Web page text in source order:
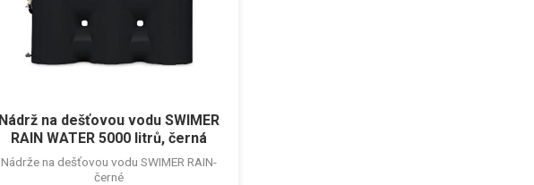
Nádrž na dešťovou vodu SWIMER
RAIN WATER 5000 litrů, černá
Nádrže na dešťovou vodu SWIMER RAIN-
černé